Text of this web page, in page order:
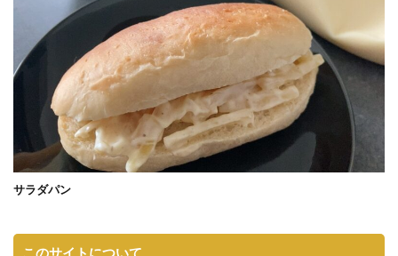
サラダパン
このサイトについて